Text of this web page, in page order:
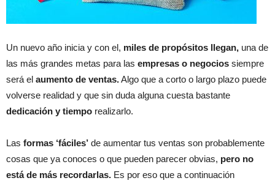
Un nuevo año inicia y con el, miles de propósitos llegan, una de
las más grandes metas para las empresas o negocios siempre
será el aumento de ventas.Algo que a corto o largo plazo puede
volverse realidad y que sin duda alguna cuesta bastante
dedicación y tiempo realizarlo.
Las formas ‘fáciles’ de aumentar tus ventas son probablemente
cosas que ya conoces o que pueden parecer obvias, pero no
está de más recordarlas. Es por eso que a continuación